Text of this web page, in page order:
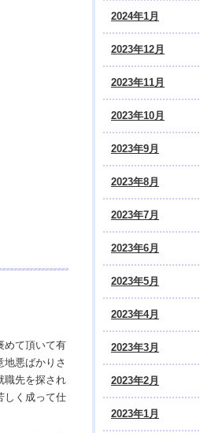
は希望
めて頂いて有
悪ばかりさ
職先を探され
しく成って仕
2024年1月
2023年12月
2023年11月
2023年10月
2023年9月
2023年8月
2023年7月
2023年6月
2023年5月
2023年4月
2023年3月
2023年2月
2023年1月